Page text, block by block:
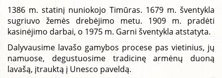
1386 m. statinį nuniokojo Timūras. 1679 m. šventykla
sugriuvo žemės drebėjimo metu. 1909 m. pradėti
kasinėjimo darbai, o 1975 m. Garni šventykla atstatyta.
Dalyvausime lavašo gamybos procese pas vietinius, jų
namuose, degustuosime tradicinę armėnų duoną
lavašą, įtrauktą į Unesco paveldą.